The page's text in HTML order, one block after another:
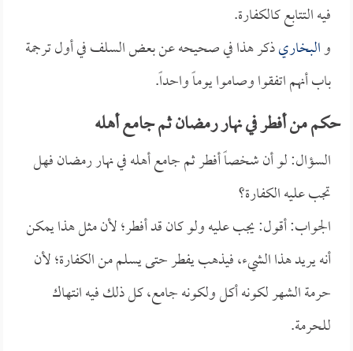
فيه التتابع كالكفارة.
والبخاريذكر هذا في صحيحه عن بعض السلف في أول ترجمة
باب أنهم اتفقوا وصاموا يوماً واحداً.
حكم من أفطر في نهار رمضان ثم جامع أهله
السؤال: لو أن شخصاً أفطر ثم جامع أهله في نهار رمضان فهل
تجب عليه الكفارة؟
الجواب: أقول: يجب عليه ولو كان قد أفطر؛ لأن مثل هذا يمكن
أنه يريد هذا الشيء، فيذهب يفطر حتى يسلم من الكفارة؛ لأن
حرمة الشهر لكونه أكل ولكونه جامع، كل ذلك فيه انتهاك
للحرمة.